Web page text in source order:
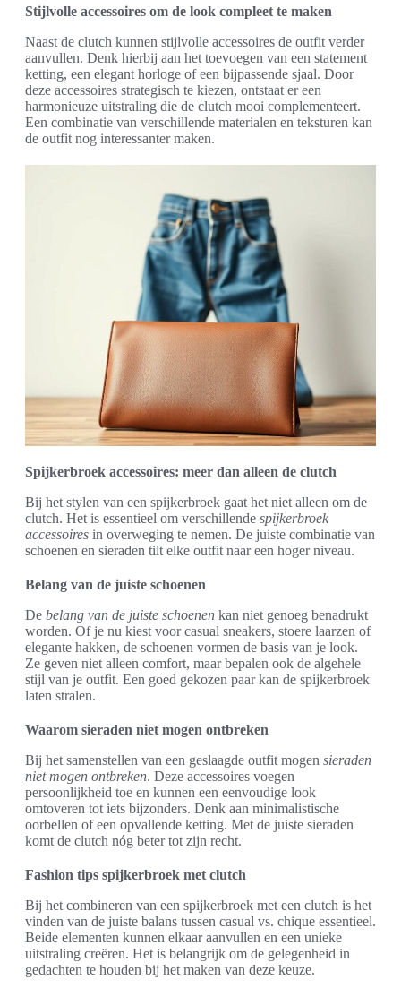
Stijlvolle accessoires om de look compleet te maken
Naast de clutch kunnen stijlvolle accessoires de outfit verder
aanvullen. Denk hierbij aan het toevoegen van een statement
ketting, een elegant horloge of een bijpassende sjaal. Door
deze accessoires strategisch te kiezen, ontstaat er een
harmonieuze uitstraling die de clutch mooi complementeert.
Een combinatie van verschillende materialen en teksturen kan
de outfit nog interessanter maken.
Spijkerbroek accessoires: meer dan alleen de clutch
Bij het stylen van een spijkerbroek gaat het niet alleen om de
clutch. Het is essentieel om verschillende spijkerbroek
accessoires in overweging te nemen. De juiste combinatie van
schoenen en sieraden tilt elke outfit naar een hoger niveau.
Belang van de juiste schoenen
De belang van de juiste schoenen kan niet genoeg benadrukt
worden. Of je nu kiest voor casual sneakers, stoere laarzen of
elegante hakken, de schoenen vormen de basis van je look.
Ze geven niet alleen comfort, maar bepalen ook de algehele
stijl van je outfit. Een goed gekozen paar kan de spijkerbroek
laten stralen.
Waarom sieraden niet mogen ontbreken
Bij het samenstellen van een geslaagde outfit mogen sieraden
niet mogen ontbreken. Deze accessoires voegen
persoonlijkheid toe en kunnen een eenvoudige look
omtoveren tot iets bijzonders. Denk aan minimalistische
oorbellen of een opvallende ketting. Met de juiste sieraden
komt de clutch nóg beter tot zijn recht.
Fashion tips spijkerbroek met clutch
Bij het combineren van een spijkerbroek met een clutch is het
vinden van de juiste balans tussen casual vs. chique essentieel.
Beide elementen kunnen elkaar aanvullen en een unieke
uitstraling creëren. Het is belangrijk om de gelegenheid in
gedachten te houden bij het maken van deze keuze.